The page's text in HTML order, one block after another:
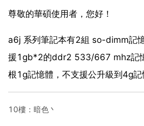
尊敬的華碩使用者，您好！
a6j 系列筆記本有2組 so-dimm記
援1gb*2的ddr2 533/667 mhz記
根1g記憶體，不支援公升級到4g記
10樓：暗色丶